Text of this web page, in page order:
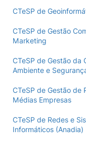
CTeSP de
CTeSP de Gestão
Marketing
CTeSP de Gestão da
Ambiente e
CTeSP de Gestão de
Médias Empresas
CTeSP de Redes e
Informáticos (Anadia)